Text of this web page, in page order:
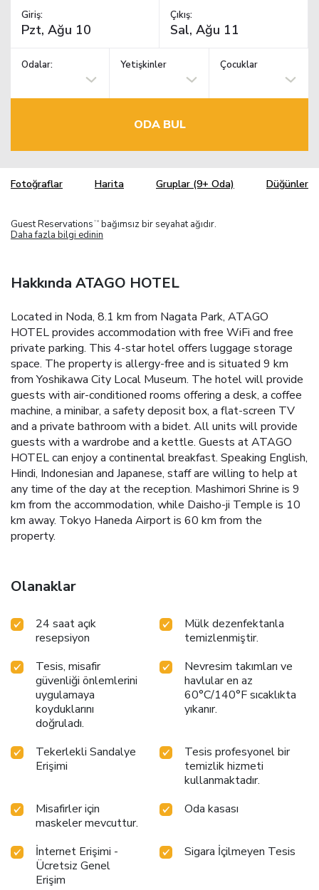
Giriş: Çıkış:
Odalar: Yetişkinler Çocuklar
ODA BUL
Fotoğraflar Harita Gruplar (9+ Oda) Düğünler
Guest Reservations TM bağımsız bir seyahat ağıdır.
Daha fazla bilgi edinin
Hakkında ATAGO HOTEL
Located in Noda, 8.1 km from Nagata Park, ATAGO
HOTEL provides accommodation with free WiFi and free
private parking. This 4-star hotel offers luggage storage
space. The property is allergy-free and is situated 9 km
from Yoshikawa City Local Museum. The hotel will provide
guests with air-conditioned rooms offering a desk, a coffee
machine, a minibar, a safety deposit box, a flat-screen TV
and a private bathroom with a bidet. All units will provide
guests with a wardrobe and a kettle. Guests at ATAGO
HOTEL can enjoy a continental breakfast. Speaking English,
Hindi, Indonesian and Japanese, staff are willing to help at
any time of the day at the reception. Mashimori Shrine is 9
km from the accommodation, while Daisho-ji Temple is 10
km away. Tokyo Haneda Airport is 60 km from the
property.
Olanaklar
24 saat açık
resepsiyon
Mülk dezenfektanla
temizlenmiştir.
Tesis, misafir
güvenliği önlemlerini
uygulamaya
koyduklarını
doğruladı.
Nevresim takımları ve
havlular en az
60°C/140°F sıcaklıkta
yıkanır.
Tekerlekli Sandalye
Erişimi
Tesis profesyonel bir
temizlik hizmeti
kullanmaktadır.
Misafirler için
maskeler mevcuttur.
Oda kasası
İnternet Erişimi -
Ücretsiz Genel
Erişim
Sigara İçilmeyen Tesis